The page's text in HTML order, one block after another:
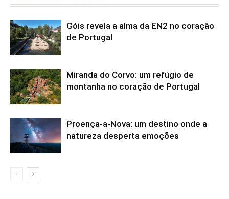
Góis revela a alma da EN2 no coração
de Portugal
Miranda do Corvo: um refúgio de
montanha no coração de Portugal
Proença-a-Nova: um destino onde a
natureza desperta emoções